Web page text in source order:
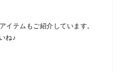
イテムもご紹介しています。
ね♪